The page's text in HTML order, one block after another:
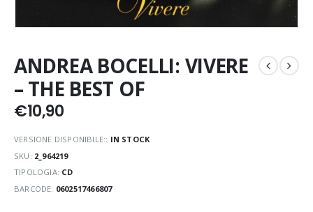
ANDREA BOCELLI: VIVERE
– THE BEST OF
€10,90
VERSIONE DISPONIBILE:: IN STOCK
SKU: 2_964219
TIPOLOGIA: CD
BARCODE: 0602517466807